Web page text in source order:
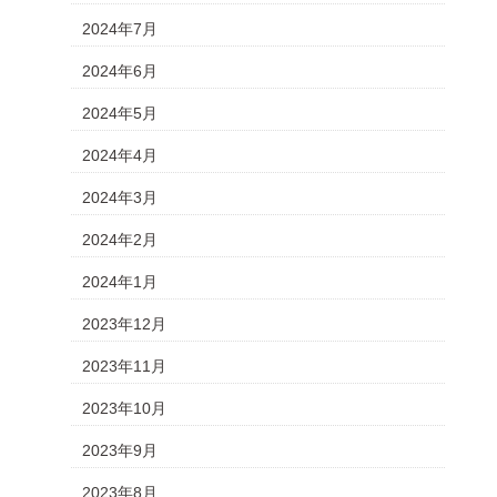
2024年7月
2024年6月
2024年5月
2024年4月
2024年3月
2024年2月
2024年1月
2023年12月
2023年11月
2023年10月
2023年9月
2023年8月